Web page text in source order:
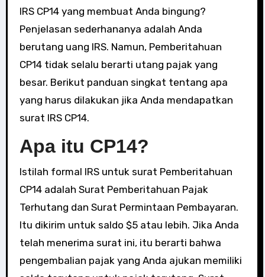
IRS CP14 yang membuat Anda bingung?
Penjelasan sederhananya adalah Anda
berutang uang IRS. Namun, Pemberitahuan
CP14 tidak selalu berarti utang pajak yang
besar. Berikut panduan singkat tentang apa
yang harus dilakukan jika Anda mendapatkan
surat IRS CP14.
Apa itu CP14?
Istilah formal IRS untuk surat Pemberitahuan
CP14 adalah Surat Pemberitahuan Pajak
Terhutang dan Surat Permintaan Pembayaran.
Itu dikirim untuk saldo $5 atau lebih. Jika Anda
telah menerima surat ini, itu berarti bahwa
pengembalian pajak yang Anda ajukan memiliki